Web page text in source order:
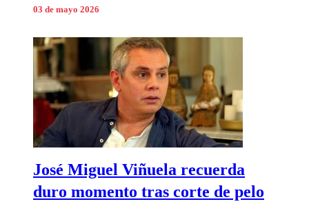
03 de mayo 2026
José Miguel Viñuela recuerda
duro momento tras corte de pelo